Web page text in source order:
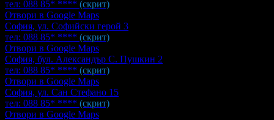
тел: 088 85* **** (скрит)
Отвори в Google Maps
София, ул. Софийски герой 3
тел: 088 85* **** (скрит)
Отвори в Google Maps
София, бул. Александър С. Пушкин 2
тел: 088 85* **** (скрит)
Отвори в Google Maps
София, ул. Сан Стефано 15
тел: 088 85* **** (скрит)
Отвори в Google Maps